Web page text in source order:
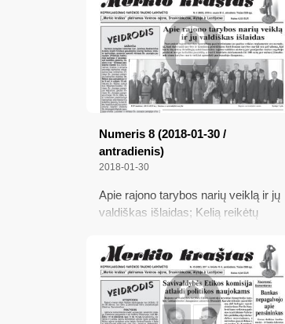
užregistruoti
Numeris 8 (2018-01-30 /
antradienis)
2018-01-30
Apie rajono tarybos narių veiklą ir jų
valdiškas išlaidas; Kelią reikėtų
šalims; Bendradarbiavimo projektų
teikimo pradžia; Laikini benamiai;
„Olimpinėje vaikų fiestoje“ iškovota
10 medalių